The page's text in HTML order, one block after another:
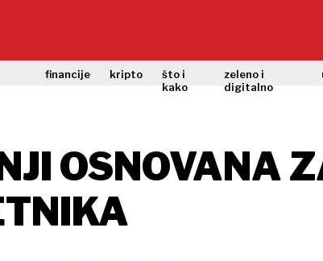
financije kripto
što i
kako
zeleno i
digitalno
OSNOVANA